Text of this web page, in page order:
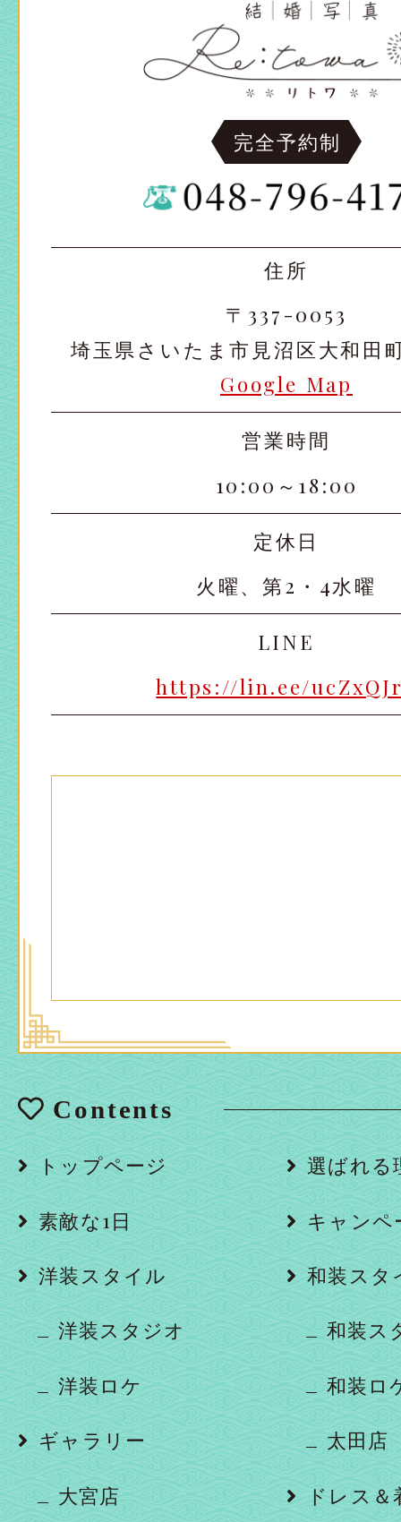
完全予約制
住所
〒337-0053
埼玉県さいたま市見沼区大和田
Google Map
営業時間
10:00～18:00
定休日
火曜、第2・4水曜
LINE
https://lin.ee/
Contents
トップページ 選ばれる
素敵な1日 キャンペ
洋装スタイル
洋装スタジオ
洋装ロケ
和装スタ
和装ス
和装ロ
ギャラリー 太田店
大宮店 ドレス＆